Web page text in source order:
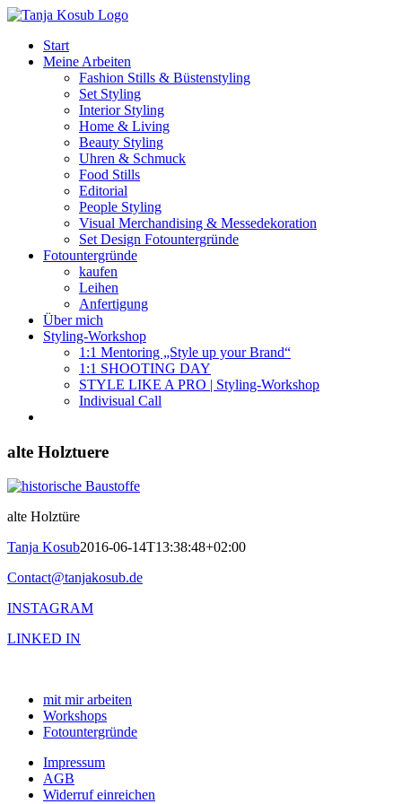
Zum
springenStart
Meine Arbeiten
Fashion Stills & Büstenstyling
Set Styling
Interior Styling
Home & Living
Beauty Styling
Uhren & Schmuck
Food Stills
Editorial
People Styling
Visual Merchandising & Messedekoration
Set Design Fotountergründe
Fotountergründe
kaufen
Leihen
Anfertigung
Über mich
Styling-Workshop
1:1 Mentoring „Style up your Brand“
1:1 SHOOTING DAY
STYLE LIKE A PRO | Styling-Workshop
Indivisual Call
alte Holztuere
alte Holztüre
Tanja Kosub2016-06-14T13:38:48+02:00
Contact@tanjakosub.de
INSTAGRAM
LINKED IN
mit mir arbeiten
Workshops
Fotountergründe
Impressum
AGB
Widerruf einreichen